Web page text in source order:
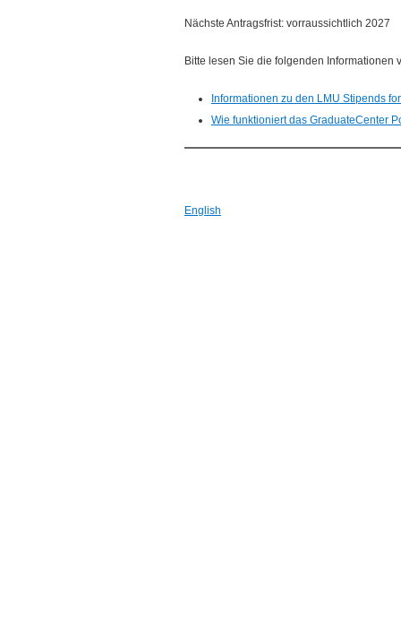
Nächste Antragsfrist: vorraussichtlich 2027
Bitte lesen Sie die folgenden Informationen
Informationen zu den LMU Stipends
Wie funktioniert das GraduateCenter
English